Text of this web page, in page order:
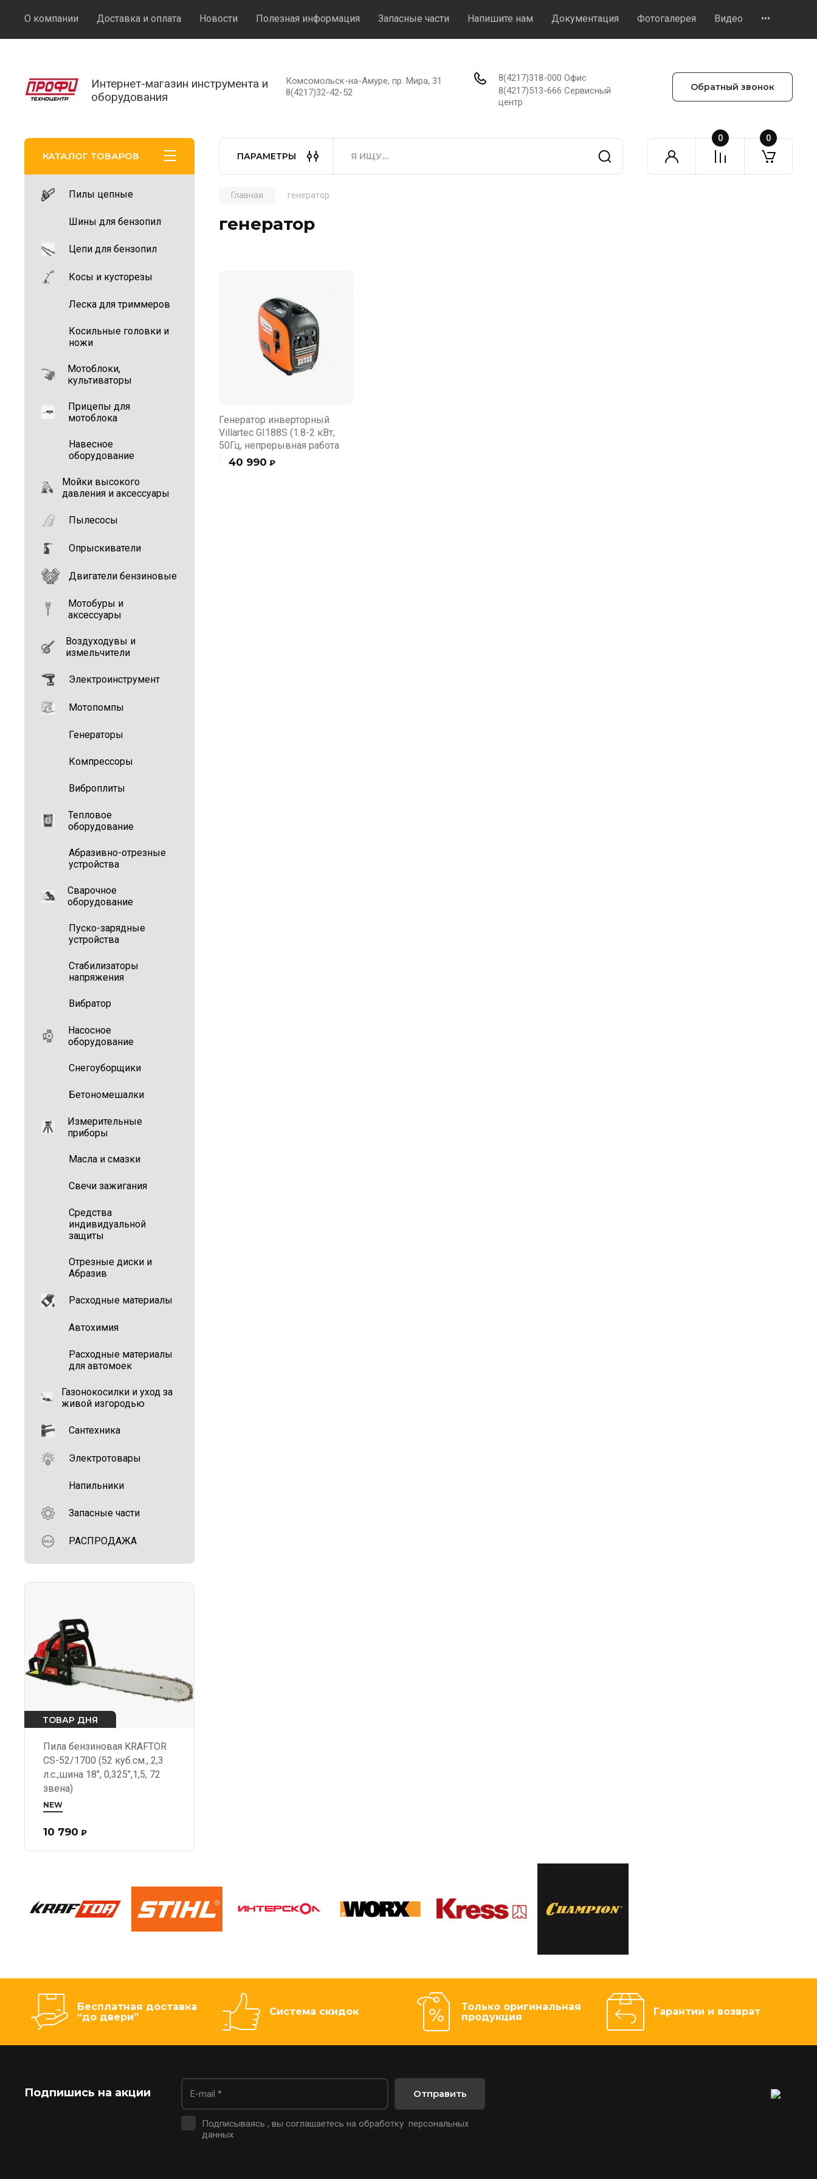
О компании Доставка и оплата Новости Полезная информация Запасные части Напишите нам Документация Фотогалерея Видео •••
Интернет-магазин инструмента и
оборудования
Комсомольск-на-Амуре, пр. Мира, 31
8(4217)32-42-52
8(4217)318-000 Офис
8(4217)513-666 Сервисный
центр
Обратный звонок
КАТАЛОГ ТОВАРОВ ПАРАМЕТРЫ
0 0
Пилы цепные
Шины для бензопил
Цепи для бензопил
Косы и кусторезы
Леска для триммеров
Косильные головки и
ножи
Мотоблоки,
культиваторы
Прицепы для
мотоблока
Навесное
оборудование
Мойки высокого
давления и аксессуары
Пылесосы
Опрыскиватели
Двигатели бензиновые
Мотобуры и
аксессуары
Воздуходувы и
измельчители
Электроинструмент
Мотопомпы
Генераторы
Компрессоры
Виброплиты
Тепловое
оборудование
Абразивно-отрезные
устройства
Сварочное
оборудование
Пуско-зарядные
устройства
Стабилизаторы
напряжения
Вибратор
Насосное
оборудование
Снегоуборщики
Бетономешалки
Измерительные
приборы
Масла и смазки
Свечи зажигания
Средства
индивидуальной
защиты
Отрезные диски и
Абразив
Расходные материалы
Автохимия
Расходные материалы
для автомоек
Газонокосилки и уход за
живой изгородью
Сантехника
Электротовары
Напильники
Запасные части
РАСПРОДАЖА
ТОВАР ДНЯ
Пила бензиновая KRAFTOR
CS-52/1700 (52 куб.см., 2,3
л.с.,шина 18", 0,325",1,5, 72
звена)
NEW
10 790 ₽
Главная генератор
генератор
Генератор инверторный
Villartec GI188S (1.8-2 кВт,
50Гц, непрерывная работа
8ч)40 990 ₽
Бесплатная доставка
“до двери”
Система скидок
Только оригинальная
продукция
Гарантии и возврат
Подпишись на акции
Подписываясь , вы соглашаетесь на обработку персональных
данных
Отправить